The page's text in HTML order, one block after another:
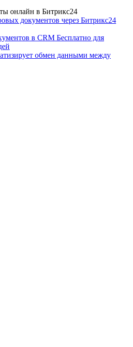
онлайн в Битрикс24
документов через Битрикс24
в CRM Бесплатно для
обмен данными между